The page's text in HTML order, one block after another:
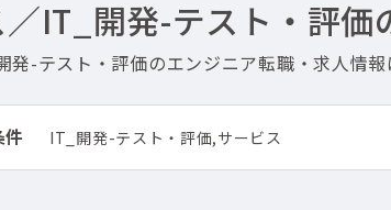
IT_開発-テスト・評
発-テスト・評価のエンジニア転職・求人情
IT_開発-テスト・評価,サービス